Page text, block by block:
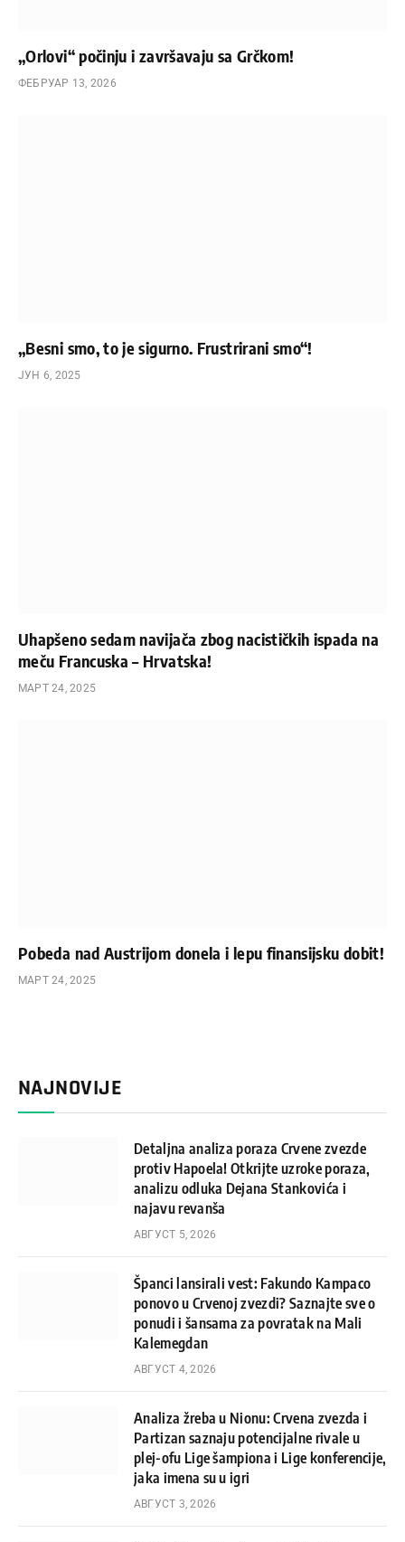
„Orlovi“ počinju i završavaju sa Grčkom!
ФЕБРУАР 13, 2026
„Besni smo, to je sigurno. Frustrirani smo“!
ЈУН 6, 2025
Uhapšeno sedam navijača zbog nacističkih ispada na
meču Francuska – Hrvatska!
МАРТ 24, 2025
Pobeda nad Austrijom donela i lepu finansijsku dobit!
МАРТ 24, 2025
NAJNOVIJE
Detaljna analiza poraza Crvene zvezde
protiv Hapoela! Otkrijte uzroke poraza,
analizu odluka Dejana Stankovića i
najavu revanša
АВГУСТ 5, 2026
Španci lansirali vest: Fakundo Kampaco
ponovo u Crvenoj zvezdi? Saznajte sve o
ponudi i šansama za povratak na Mali
Kalemegdan
АВГУСТ 4, 2026
Analiza žreba u Nionu: Crvena zvezda i
Partizan saznaju potencijalne rivale u
plej-ofu Lige šampiona i Lige konferencije,
jaka imena su u igri
АВГУСТ 3, 2026